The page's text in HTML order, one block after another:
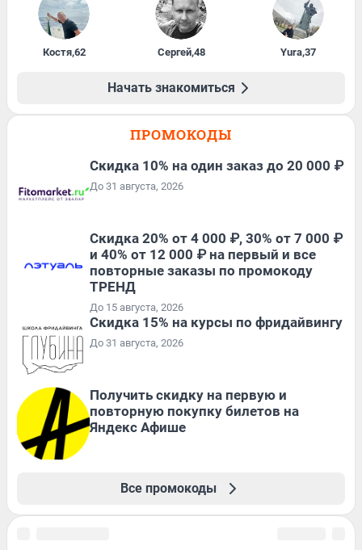
Костя,62 Сергей,48 Yura,37
Начать знакомиться
ПРОМОКОДЫ
Скидка 10% на один заказ до 20 000 ₽
До 31 августа, 2026
Скидка 20% от 4 000 ₽, 30% от 7 000 ₽
и 40% от 12 000 ₽ на первый и все
повторные заказы по промокоду
ТРЕНД
До 15 августа, 2026
Скидка 15% на курсы по фридайвингу
До 31 августа, 2026
Получить скидку на первую и
повторную покупку билетов на
Яндекс Афише
Все промокоды